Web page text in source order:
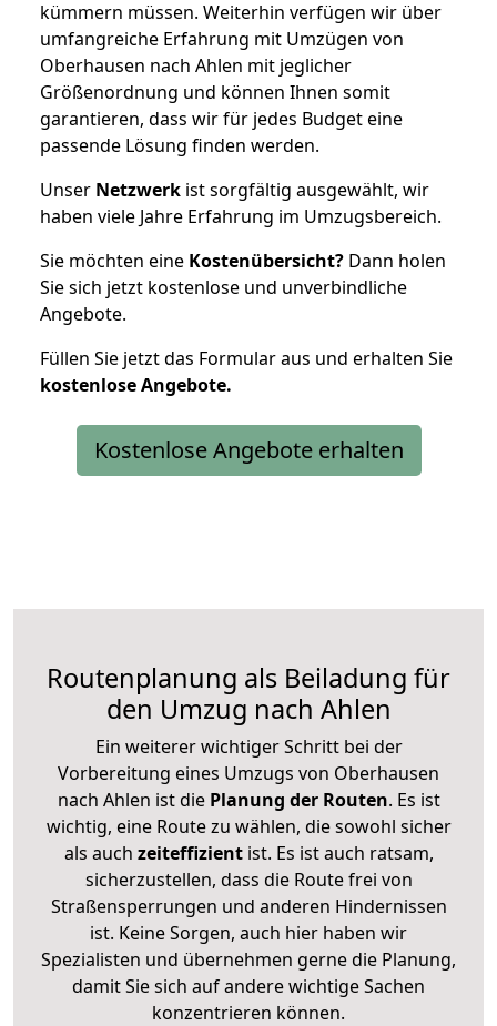
kümmern müssen. Weiterhin verfügen wir über
umfangreiche Erfahrung mit Umzügen von
Oberhausen nach Ahlen mit jeglicher
Größenordnung und können Ihnen somit
garantieren, dass wir für jedes Budget eine
passende Lösung finden werden.
Unser Netzwerk ist sorgfältig ausgewählt, wir
haben viele Jahre Erfahrung im Umzugsbereich.
Sie möchten eine Kostenübersicht? Dann holen
Sie sich jetzt kostenlose und unverbindliche
Angebote.
Füllen Sie jetzt das Formular aus und erhalten Sie
kostenloseAngebote.
Kostenlose Angebote erhalten
Routenplanung als Beiladung für
den Umzug nach Ahlen
Ein weiterer wichtiger Schritt bei der
Vorbereitung eines Umzugs von Oberhausen
nach Ahlen ist diePlanung der Routen. Es ist
wichtig, eine Route zu wählen, die sowohl sicher
als auch zeiteffizientist. Es ist auch ratsam,
sicherzustellen, dass die Route frei von
Straßensperrungen und anderen Hindernissen
ist. Keine Sorgen, auch hier haben wir
Spezialisten und übernehmen gerne die Planung,
damit Sie sich auf andere wichtige Sachen
konzentrieren können.